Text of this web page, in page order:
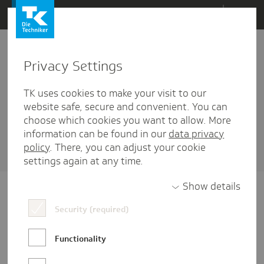
Direkt
Inhalt
Mitarbeiterbefragung
1 Artikel diesem Schlagwort zugehörig
Sortieren nach DatumoderBeliebtheit
Privacy Settings
TK uses cookies to make your visit to our
website safe, secure and convenient. You can
choose which cookies you want to allow. More
information can be found in our data privacy
policy. There, you can adjust your cookie
settings again at any time.
Show details
Security (required)
Functionality